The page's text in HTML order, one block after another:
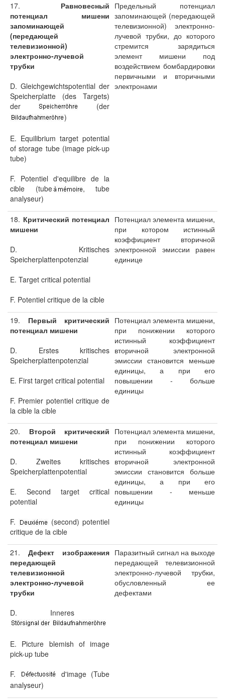
17. Равновесный
потенциал мишени
запоминающей
(передающей
телевизионной)
электронно-лучевой
трубки
D. Gleichgewichtspotential der
Speicherplatte (des Targets)
der
(der
)
E. Equilibrium target potential
of storage tube (image pick-up
tube)
F. Potentiel d'equilibre de la
cible (tube
, tube
analyseur)
Предельный потенциал
запоминающей (передающей
телевизионной) электронно-
лучевой трубки, до которого
стремится зарядиться
элемент мишени под
воздействием бомбардировки
первичными и вторичными
электронами
18. Критический потенциал
мишени
D. Kritisches
Speicherplattenpotenzial
E. Target critical potential
F. Potentiel critique de la cible
Потенциал элемента мишени,
при котором истинный
коэффициент вторичной
электронной эмиссии равен
единице
19. Первый критический
потенциал мишени
D. Erstes kritisches
Speicherplattenpotenzial
E. First target critical potential
F. Premier potentiel critique de
la cible la cible
Потенциал элемента мишени,
при понижении которого
истинный коэффициент
вторичной электронной
эмиссии становится меньше
единицы, а при его
повышении - больше
единицы
20. Второй критический
потенциал мишени
D. Zweites kritisches
Speicherplattenpotential
E. Second target critical
potential
F.
(second) potentiel
critique de la cible
Потенциал элемента мишени,
при понижении которого
истинный коэффициент
вторичной электронной
эмиссии становится больше
единицы, а при его
повышении - меньше
единицы
21. Дефект изображения
передающей
телевизионной
электронно-лучевой
трубки
D. Inneres
E. Picture blemish of image
pick-up tube
F.
d'image (Tube
analyseur)
Паразитный сигнал на выходе
передающей телевизионной
электронно-лучевой трубки,
обусловленный ее
дефектами